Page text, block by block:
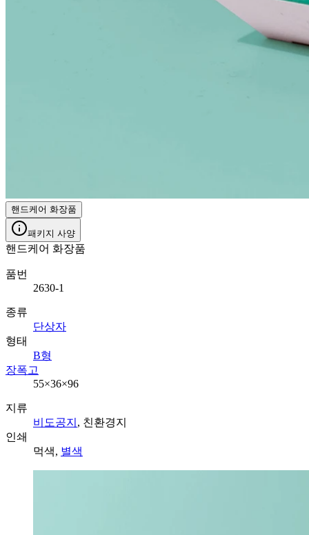
핸드케어 화장품
패키지 사양
핸드케어 화장품
품번
2630-1
종류
단상자
형태
B형
장폭고
55×36×96
지류
비도공지 , 친환경지
인쇄
먹색, 별색